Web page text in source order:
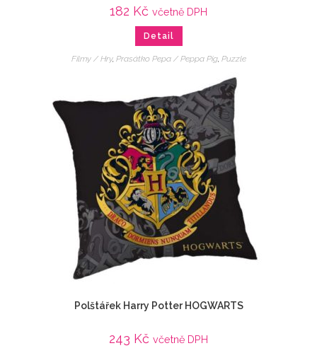
182 Kč včetně DPH
Detail
Filmy / Hry, Prasátko Pepa / Peppa Pig, Puzzle
Polštářek Harry Potter HOGWARTS
243 Kč včetně DPH